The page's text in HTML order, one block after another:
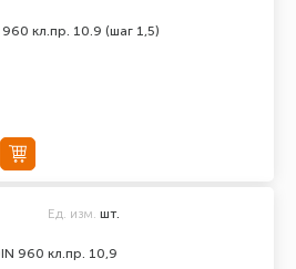
кл.пр. 10.9 (шаг 1,5)
960 кл.пр. 10,9
Ед. изм. шт.